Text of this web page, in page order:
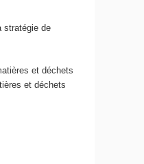
stratégie de
et déchets
et déchets